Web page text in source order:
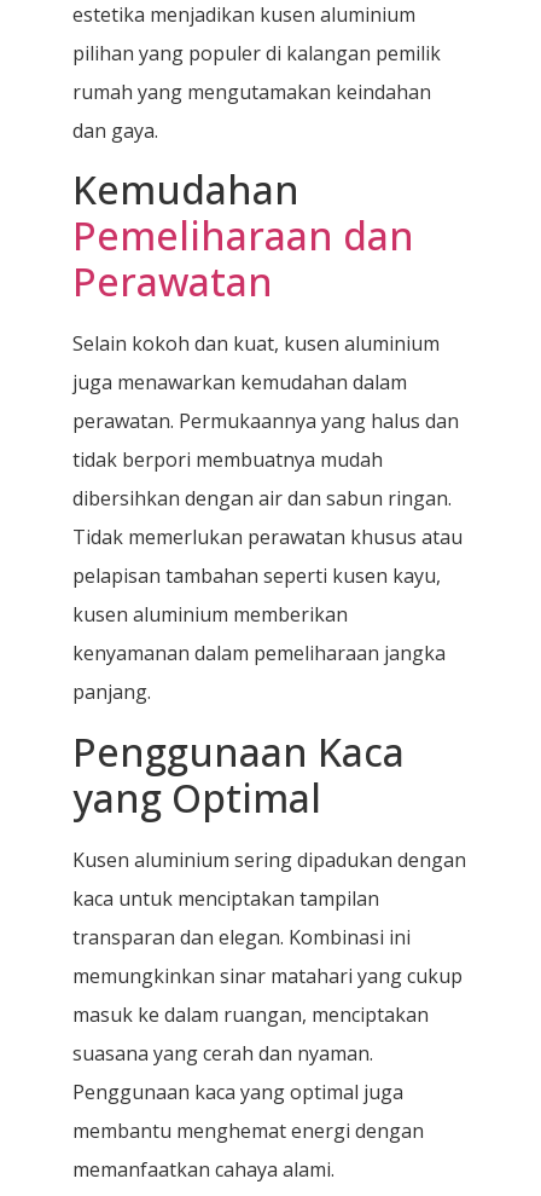
estetika menjadikan kusen aluminium
pilihan yang populer di kalangan pemilik
rumah yang mengutamakan keindahan
dan gaya.
Kemudahan
Pemeliharaan dan
Perawatan
Selain kokoh dan kuat, kusen aluminium
juga menawarkan kemudahan dalam
perawatan. Permukaannya yang halus dan
tidak berpori membuatnya mudah
dibersihkan dengan air dan sabun ringan.
Tidak memerlukan perawatan khusus atau
pelapisan tambahan seperti kusen kayu,
kusen aluminium memberikan
kenyamanan dalam pemeliharaan jangka
panjang.
Penggunaan Kaca
yang Optimal
Kusen aluminium sering dipadukan dengan
kaca untuk menciptakan tampilan
transparan dan elegan. Kombinasi ini
memungkinkan sinar matahari yang cukup
masuk ke dalam ruangan, menciptakan
suasana yang cerah dan nyaman.
Penggunaan kaca yang optimal juga
membantu menghemat energi dengan
memanfaatkan cahaya alami.